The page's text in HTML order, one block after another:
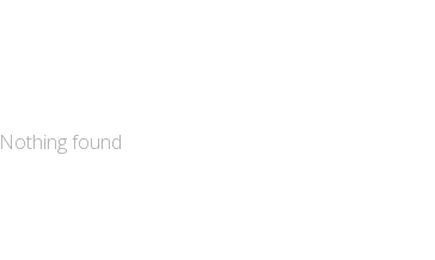
Nothing found